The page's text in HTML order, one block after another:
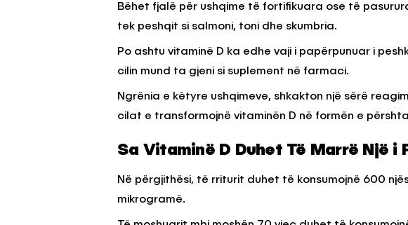
Bëhet fjalë për ushqime të fortifikuara ose të
tek peshqit si salmoni, toni dhe skumbria.
Po ashtu vitaminë D ka edhe vaji i papërpunuar i
cilin mund ta gjeni si suplement në farmaci.
Ngrënia e këtyre ushqimeve, shkakton një sërë
cilat e transformojnë vitaminën D në formën e
Sa Vitaminë D Duhet Të Marrë Një i
Në përgjithësi, të rriturit duhet të konsumojnë 600
mikrogramë.